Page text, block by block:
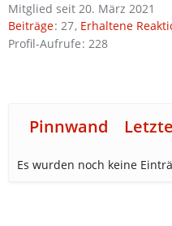
Mitglied seit 20. März 2021
Beiträge 27 Erhaltene
Profil-Aufrufe 228
Pinnwand
Es wurden noch keine